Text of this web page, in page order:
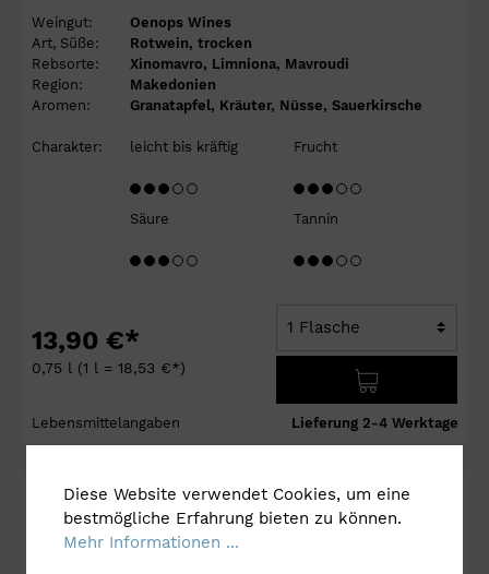
Weingut:
Oenops Wines
Art, Süße:
Rotwein, trocken
Rebsorte:
Xinomavro, Limniona, Mavroudi
Region:
Makedonien
Aromen:
Granatapfel, Kräuter, Nüsse, Sauerkirsche
Charakter: leicht bis kräftig Frucht
Säure Tannin
13,90 €*
0,75 l (1 l = 18,53 €*)
Lebensmittelangaben Lieferung 2-4 Werktage
Bio
Diese Website verwendet Cookies, um eine
bestmögliche Erfahrung bieten zu können.
Mehr Informationen ...